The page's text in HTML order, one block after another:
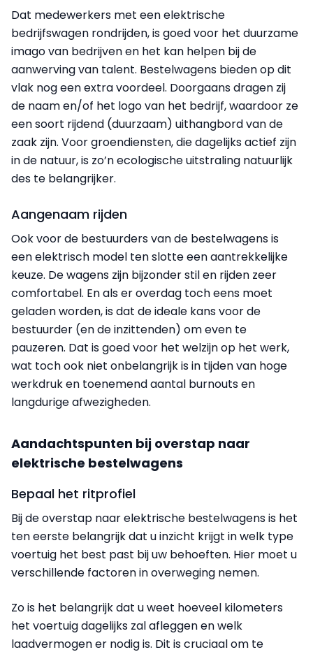
Dat medewerkers met een elektrische
bedrijfswagen rondrijden, is goed voor het duurzame
imago van bedrijven en het kan helpen bij de
aanwerving van talent. Bestelwagens bieden op dit
vlak nog een extra voordeel. Doorgaans dragen zij
de naam en/of het logo van het bedrijf, waardoor ze
een soort rijdend (duurzaam) uithangbord van de
zaak zijn. Voor groendiensten, die dagelijks actief zijn
in de natuur, is zo’n ecologische uitstraling natuurlijk
des te belangrijker.
Aangenaam rijden
Ook voor de bestuurders van de bestelwagens is
een elektrisch model ten slotte een aantrekkelijke
keuze. De wagens zijn bijzonder stil en rijden zeer
comfortabel. En als er overdag toch eens moet
geladen worden, is dat de ideale kans voor de
bestuurder (en de inzittenden) om even te
pauzeren. Dat is goed voor het welzijn op het werk,
wat toch ook niet onbelangrijk is in tijden van hoge
werkdruk en toenemend aantal burnouts en
langdurige afwezigheden.
Aandachtspunten bij overstap naar
elektrische bestelwagens
Bepaal het ritprofiel
Bij de overstap naar elektrische bestelwagens is het
ten eerste belangrijk dat u inzicht krijgt in welk type
voertuig het best past bij uw behoeften. Hier moet u
verschillende factoren in overweging nemen.
Zo is het belangrijk dat u weet hoeveel kilometers
het voertuig dagelijks zal afleggen en welk
laadvermogen er nodig is. Dit is cruciaal om te